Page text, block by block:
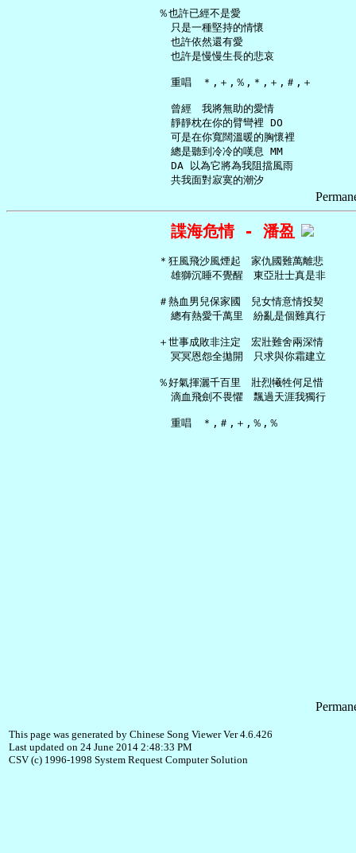
   ％也許已經不是愛
     只是一種堅持的情懷
     也許依然還有愛
     也許是慢慢生長的悲哀
     重唱　＊,＋,％,＊,＋,＃,＋
     曾經　我將無助的愛情
     靜靜枕在你的臂彎裡 DO
     可是在你寬闊溫暖的胸懷裡
     總是聽到冷冷的嘆息 MM
     DA 以為它將為我阻擋風雨
諜海危情 - 潘盈
   ＊狂風飛沙風煙起　家仇國難萬離悲
     雄獅沉睡不覺醒　東亞壯士真是非
   ＃熱血男兒保家國　兒女情意情投契
     總有熱愛千萬里　紛亂是個難真行
   ＋世事成敗非注定　宏壯難舍兩深情
     冥冥恩怨全拋開　只求與你霜建立
   ％好氣揮灑千百里　壯烈犧牲何足惜
     滴血飛劍不畏懼　飄過天涯我獨行
This page was generated by Chinese Song Viewer Ver 4.6.426
Last updated on 24 June 2014 2:48:33 PM
CSV (c) 1996-1998 System Request Computer Solution